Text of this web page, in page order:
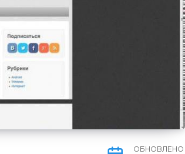
ОБНОВЛЕНО